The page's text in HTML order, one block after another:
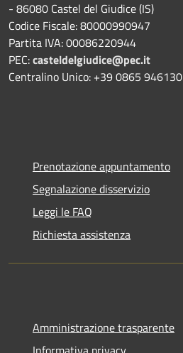
- 86080 Castel del Giudice (IS)
Codice Fiscale: 80000990947
Partita IVA: 00086220944
PEC:casteldelgiudice@pec.it
Centralino Unico: +39 0865 946130
Prenotazione appuntamento
Segnalazione disservizio
Leggi le FAQ
Richiesta assistenza
Amministrazione trasparente